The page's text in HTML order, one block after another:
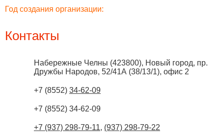
Год создания организации:
Контакты
Набережные Челны (423800), Новый город, пр.
Дружбы Народов, 52/41А (38/13/1), офис 2
+7 (8552) 34-62-09
+7 (8552) 34-62-09
+7 (937) 298-79-11, (937) 298-79-22